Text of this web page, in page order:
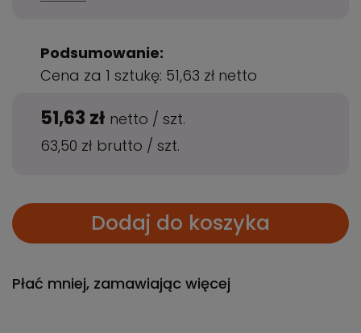
Podsumowanie:
Cena za 1 sztukę: 51,63 zł netto
51,63 zł netto / szt.
63,50 zł brutto / szt.
Dodaj do koszyka
Płać mniej, zamawiając więcej